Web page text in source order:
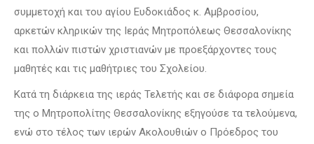
συμμετοχή και του αγίου Ευδοκιάδος κ. Αμβροσίου,
αρκετών κληρικών της Ιεράς Μητροπόλεως Θεσσαλονίκης
και πολλών πιστών χριστιανών με προεξάρχοντες τους
μαθητές και τις μαθήτριες του Σχολείου.
Κατά τη διάρκεια της ιεράς Τελετής και σε διάφορα σημεία
της ο Μητροπολίτης Θεσσαλονίκης εξηγούσε τα τελούμενα,
ενώ στο τέλος των ιερών Ακολουθιών ο Πρόεδρος του